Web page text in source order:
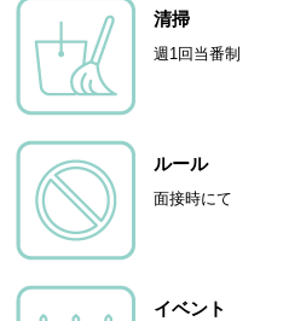
清掃
週1回当番制
ルール
面接時にて
イベント